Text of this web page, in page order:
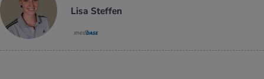
Lisa Steffen